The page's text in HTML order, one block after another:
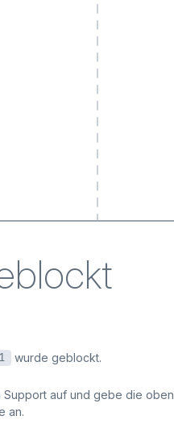
wurde geblockt.
Support auf und gebe die oben
an.